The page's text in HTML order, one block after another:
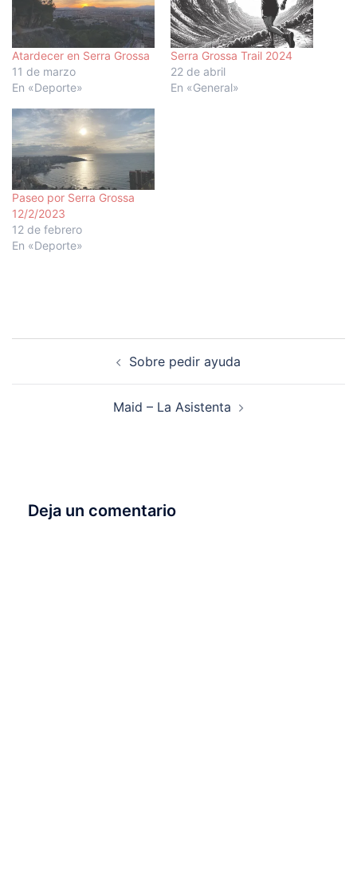
Atardecer en Serra Grossa
11 de marzo
En «Deporte»
Serra Grossa Trail 2024
22 de abril
En «General»
Paseo por Serra Grossa
12/2/2023
12 de febrero
En «Deporte»
Sobre pedir ayuda
Maid – La Asistenta
Deja un comentario